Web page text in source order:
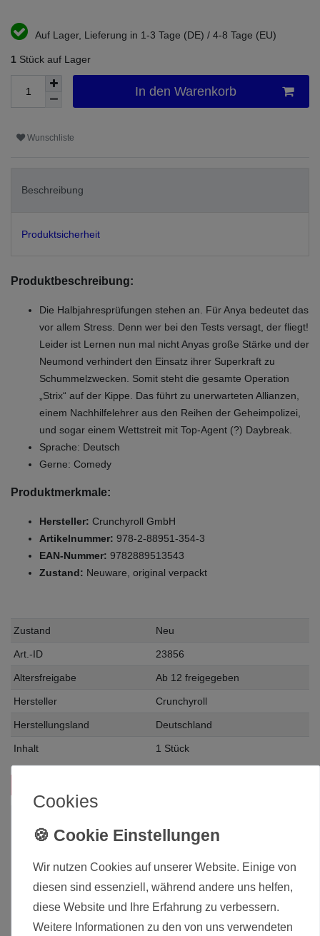
Auf Lager, Lieferung in 1-3 Tage (DE) / 4-8 Tage (EU)
1 Stück auf Lager
In den Warenkorb
Wunschliste
Beschreibung
Produktsicherheit
Produktbeschreibung:
Die Halbjahresprüfungen stehen an. Für Anya bedeutet das
vor allem Stress. Denn wer bei den Tests versagt, der fliegt!
Leider ist Lernen nun mal nicht Anyas große Stärke und der
Neumond verhindert den Einsatz ihrer Superkraft zu
Schummelzwecken. Somit steht die gesamte Operation
„Strix“ auf der Kippe. Das führt zu unerwarteten Allianzen,
einem Nachhilfelehrer aus den Reihen der Geheimpolizei,
und sogar einem Wettstreit mit Top-Agent (?) Daybreak.
Sprache: Deutsch
Gerne: Comedy
Produktmerkmale:
Hersteller: Crunchyroll GmbH
Artikelnummer: 978-2-88951-354-3
EAN-Nummer: 9782889513543
Zustand: Neuware, original verpackt
Zustand Neu
Art.-ID 23856
Altersfreigabe Ab 12 freigegeben
Hersteller Crunchyroll
Herstellungsland Deutschland
Inhalt 1 Stück
Cookies
Wir nutzen Cookies auf unserer Website. Einige von
diesen sind essenziell, während andere uns helfen,
diese Website und Ihre Erfahrung zu verbessern.
Weitere Informationen zu den von uns verwendeten